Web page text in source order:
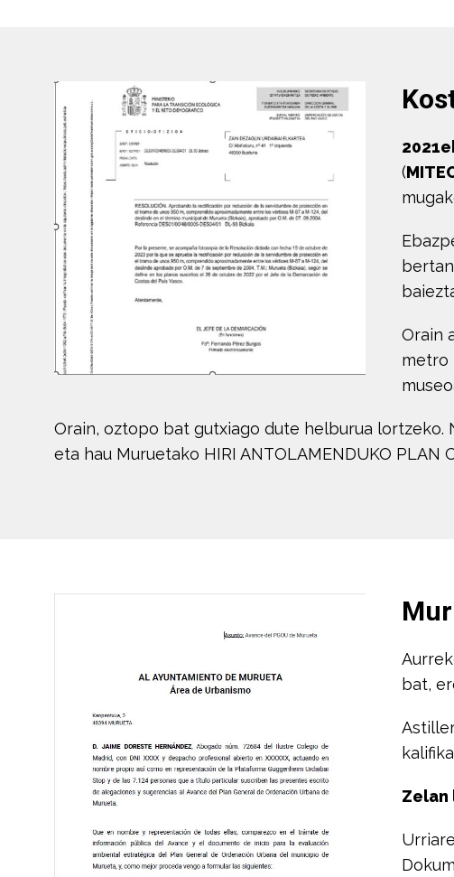
(
Orain
metro
Orain, oztopo bat gutxiago dute helburua
eta hau Muruetako HIRI ANTOLAMENDUKO PLAN
bat,
Zelan